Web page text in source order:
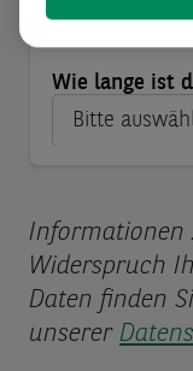
Informationen
Widerspruch
Daten finden
unserer